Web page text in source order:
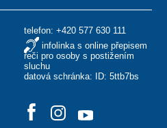
telefon: +420 577 630 111
infolinka s online přepisem
řeči pro osoby s postižením
sluchu
datová schránka: ID: 5ttb7bs